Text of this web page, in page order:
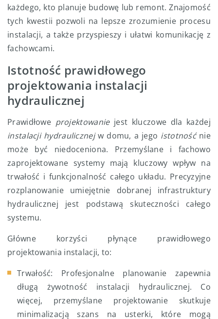
każdego, kto planuje budowę lub remont. Znajomość
tych kwestii pozwoli na lepsze zrozumienie procesu
instalacji, a także przyspieszy i ułatwi komunikację z
fachowcami.
Istotność prawidłowego
projektowania instalacji
hydraulicznej
Prawidłowe projektowaniejest kluczowe dla każdej
instalacji hydraulicznejw domu, a jego istotnośćnie
może być niedoceniona. Przemyślane i fachowo
zaprojektowane systemy mają kluczowy wpływ na
trwałość i funkcjonalność całego układu. Precyzyjne
rozplanowanie umiejętnie dobranej infrastruktury
hydraulicznej jest podstawą skuteczności całego
systemu.
Główne korzyści płynące prawidłowego
projektowania instalacji, to:
Trwałość: Profesjonalne planowanie zapewnia
długą żywotność instalacji hydraulicznej. Co
więcej, przemyślane projektowanie skutkuje
minimalizacją szans na usterki, które mogą